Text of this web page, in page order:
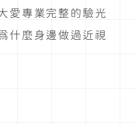
愛專業完整的驗光
什麼身邊做過近視